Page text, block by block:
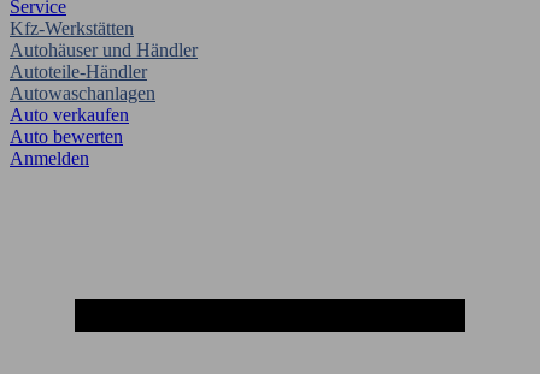
Service
Kfz-Werkstätten
Autohäuser und Händler
Autoteile-Händler
Autowaschanlagen
Auto verkaufen
Auto bewerten
Anmelden